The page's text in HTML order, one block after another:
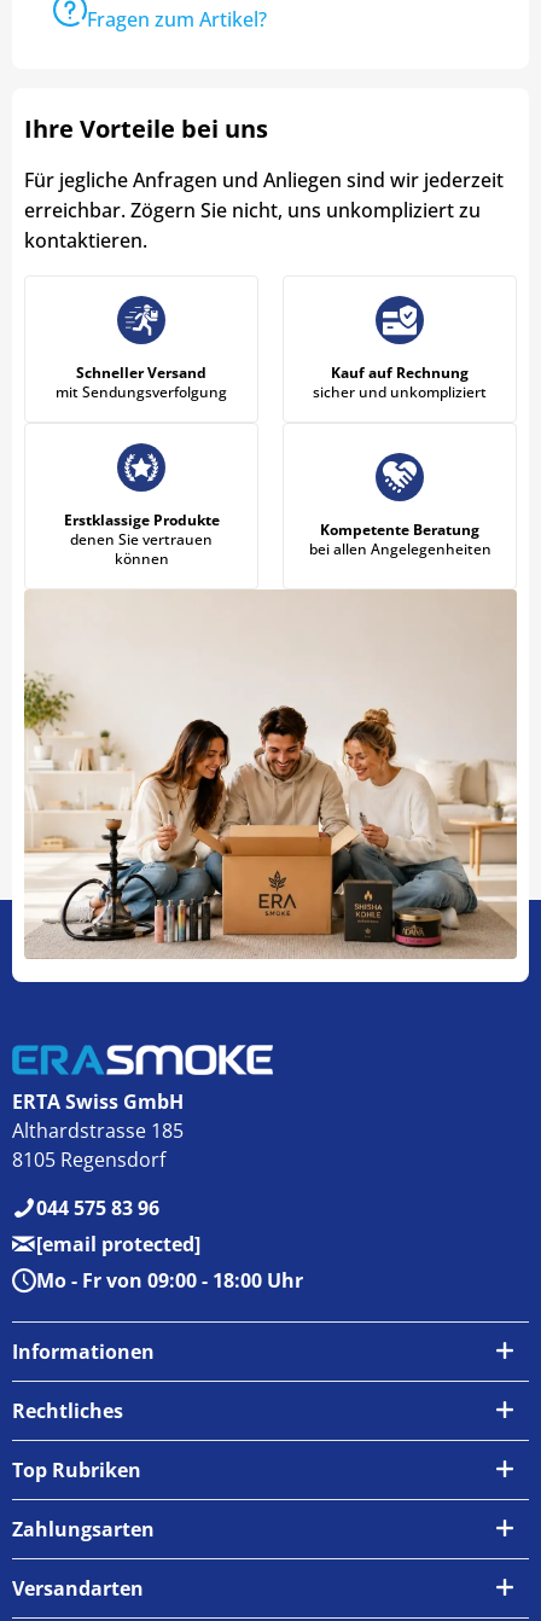
Fragen zum Artikel?
Ihre Vorteile bei uns
Für jegliche Anfragen und Anliegen sind wir jederzeit
erreichbar. Zögern Sie nicht, uns unkompliziert zu
kontaktieren.
Schneller Versand
mit Sendungsverfolgung
Kauf auf Rechnung
sicher und unkompliziert
Erstklassige Produkte
denen Sie vertrauen
können
Kompetente Beratung
bei allen Angelegenheiten
ERTA Swiss GmbH
Althardstrasse 185
8105 Regensdorf
044 575 83 96
[email protected]
Mo - Fr von 09:00 - 18:00 Uhr
Informationen
Über uns
Zahlungsarten
Versand & Abholung
Newsletter
Rechtliches
AGB
Widerrufsrecht
Top Rubriken
Zahlungsarten
Versandarten